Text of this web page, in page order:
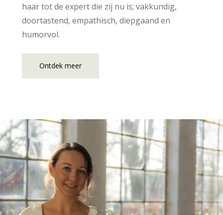
haar tot de expert die zij nu is; vakkundig,
doortastend, empathisch, diepgaand en
humorvol.
Ontdek meer